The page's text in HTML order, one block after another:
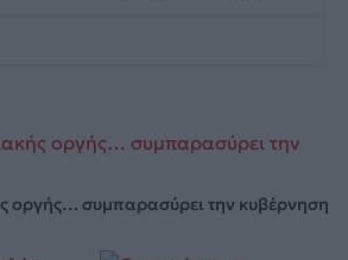
συμπαρασύρει την κυβέρνηση